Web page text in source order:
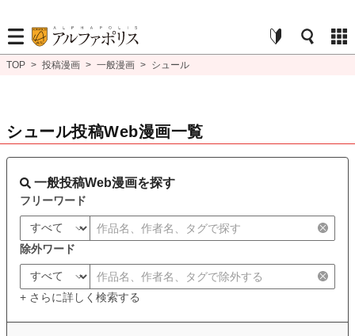
TOP > 投稿漫画 > 一般漫画 > シュール
シュール投稿Web漫画一覧
一般投稿Web漫画を探す
フリーワード
除外ワード
+ さらに詳しく検索する